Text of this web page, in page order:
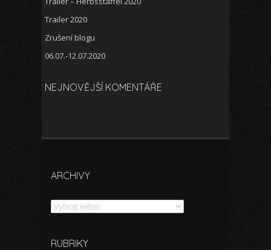
Trailer 2020
Zrušení blogu
06.07.-12.07.2020
NEJNOVĚJŠÍ KOMENTÁŘE
ARCHIVY
Archivy
RUBRIKY